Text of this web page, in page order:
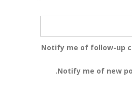
Notify me of follow-up
Notify me of new